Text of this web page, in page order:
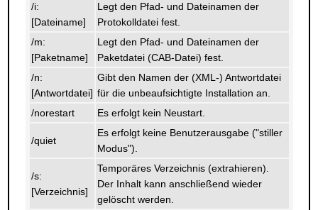
/i:
[Dateiname]
Legt den Pfad- und Dateinamen der
Protokolldatei fest.
/m:
[Paketname]
Legt den Pfad- und Dateinamen der
Paketdatei (CAB-Datei) fest.
/n:
[Antwortdatei]
Gibt den Namen der (XML-) Antwortdatei
für die unbeaufsichtigte Installation an.
/norestart
Es erfolgt kein Neustart.
/quiet
Es erfolgt keine Benutzerausgabe ("stiller
Modus").
/s:
[Verzeichnis]
Temporäres Verzeichnis (extrahieren).
Der Inhalt kann anschließend wieder
gelöscht werden.